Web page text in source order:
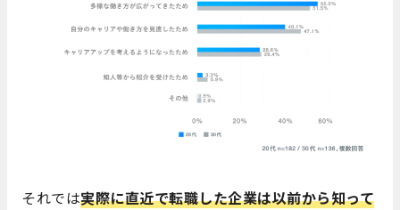
それでは実際に直近で転職した企業は以前から知って